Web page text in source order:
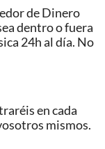
de Dinero
dentro o fuera
24h al día. No
en cada
mismos.